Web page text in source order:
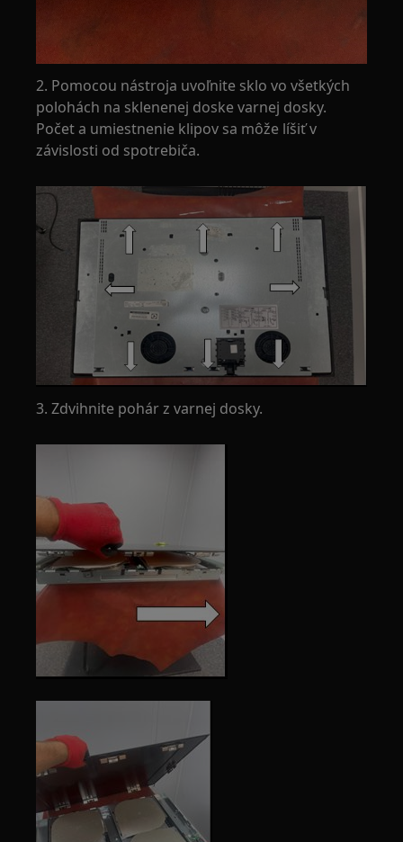
2. Pomocou nástroja uvoľnite sklo vo všetkých
polohách na sklenenej doske varnej dosky.
Počet a umiestnenie klipov sa môže líšiť v
závislosti od spotrebiča.
3. Zdvihnite pohár z varnej dosky.